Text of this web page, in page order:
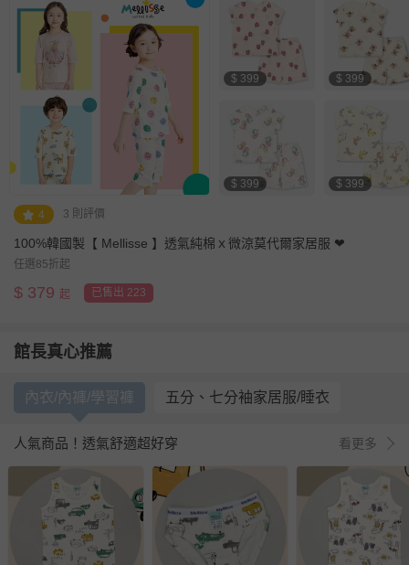
$ 399
$ 399
$ 399
$ 399
4 3 則評價
100%韓國製【 Mellisse 】透氣純棉ｘ微涼莫代爾家居服 ❤︎
任選85折起
$ 379 起 已售出 223
館長真心推薦
內衣/內褲/學習褲 五分、七分袖家居服/睡衣
人氣商品！透氣舒適超好穿 看更多